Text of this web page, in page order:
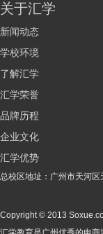
关于汇学
新闻动态
学校环境
了解汇学
汇学荣誉
品牌历程
企业文化
汇学优势
总校区地址：广州市天河
Copyright © 2013